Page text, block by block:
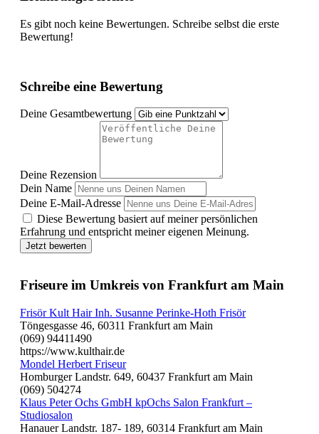
Es gibt noch keine Bewertungen. Schreibe selbst die erste
Bewertung!
Schreibe eine Bewertung
Deine Gesamtbewertung
Deine Rezension
Dein Name
Deine E-Mail-Adresse
Diese Bewertung basiert auf meiner persönlichen
Erfahrung und entspricht meiner eigenen Meinung.
Jetzt bewerten
Friseure im Umkreis von Frankfurt am Main
Frisör Kult Hair Inh. Susanne Perinke-Hoth Frisör
Töngesgasse 46, 60311 Frankfurt am Main
(069) 94411490
https://www.kulthair.de
Mondel Herbert Friseur
Homburger Landstr. 649, 60437 Frankfurt am Main
(069) 504274
Klaus Peter Ochs GmbH kpOchs Salon Frankfurt –
Studiosalon
Hanauer Landstr. 187- 189, 60314 Frankfurt am Main